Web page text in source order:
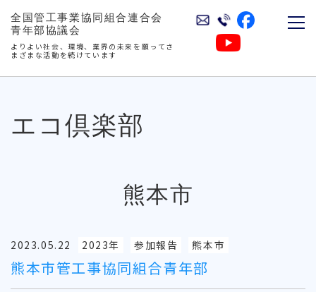
全国管工事業協同組合連合会
青年部協議会
よりよい社会、環境、業界の未来を願ってさ
まざまな活動を続けています
エコ倶楽部
熊本市
2023.05.22 2023年 参加報告 熊本市
熊本市管工事協同組合青年部